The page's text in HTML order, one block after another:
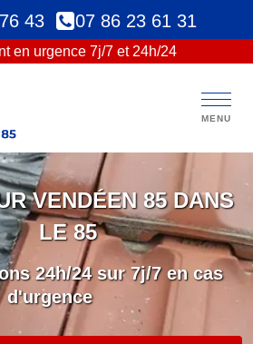
43 07 86 23 61 31
en urgence 7j/7 et 24h/24
MENU
VENDÉEN 85 DANS
LE 85
24h/24 sur 7j/7 en cas
d'urgence